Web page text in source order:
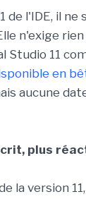
de l'IDE, il
n'exige
Studio 11
en
aucune
plus
la version